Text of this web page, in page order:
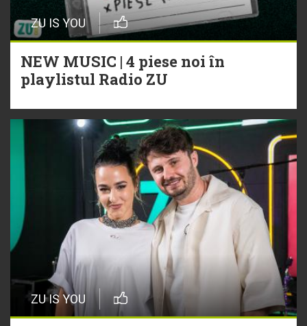
ZU IS YOU
NEW MUSIC | 4 piese noi în
playlistul Radio ZU
ZU IS YOU